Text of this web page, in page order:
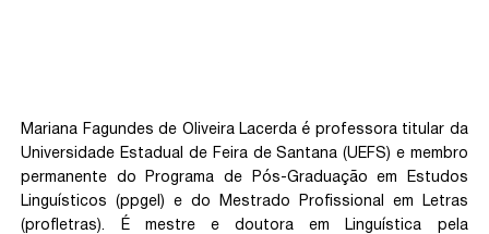
Mariana Fagundes de Oliveira Lacerda é professora titular da
Universidade Estadual de Feira de Santana (UEFS) e membro
permanente do Programa de Pós-Graduação em Estudos
Linguísticos (ppgel) e do Mestrado Profissional em Letras
(profletras). É mestre e doutora em Linguística pela